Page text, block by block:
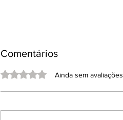
Comentários
Avaliado com 0 de 5 estrelas.Ainda sem avaliações